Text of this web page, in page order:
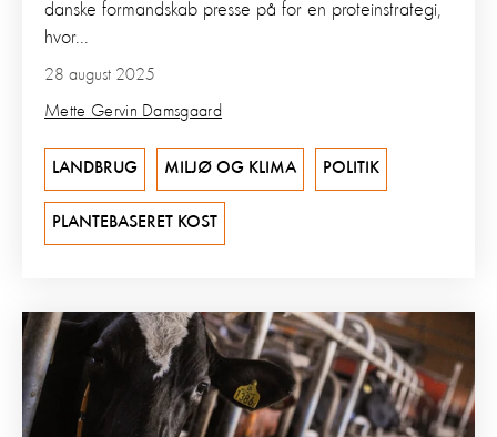
28 august 2025
Mette Gervin Damsgaard
danske formandskab presse på for en proteinstrategi,
hvor...
LANDBRUG MILJØ OG KLIMA POLITIK
PLANTEBASERET KOST